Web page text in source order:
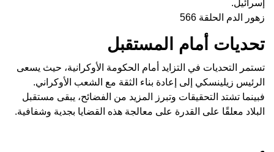
إسرائيل.
زهور الدم الحلقة 566
تحديات أمام المستقبل
تستمر التحديات في التزايد أمام الحكومة الأوكرانية، حيث يسعى
الرئيس زيلينسكي إلى إعادة بناء الثقة مع الشعب الأوكراني.
فبينما تشتد التحقيقات وتبرز المزيد من الفضائح، يبقى مستقبل
البلاد معلقًا على القدرة على معالجة هذه القضايا بجدية وشفافية.